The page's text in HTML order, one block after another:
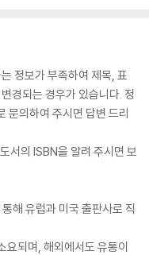
정보가 부족하여 제목, 표
경되는 경우가 있습니다. 정
문의하여 주시면 답변 드리
서의 ISBN을 알려 주시면 보
해 유럽과 미국 출판사로 직
요되며, 해외에서도 유통이